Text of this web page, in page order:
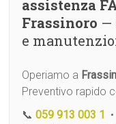
assistenza
Frassinoro —
e
Operiamo a
Preventivo rapido
📞059 913 003 1